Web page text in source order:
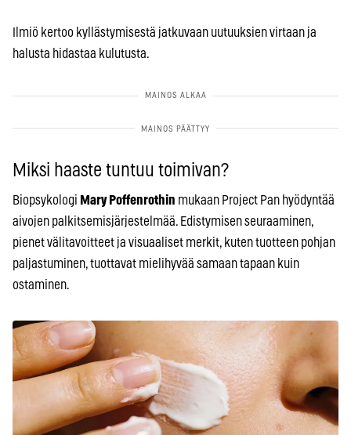
Ilmiö kertoo kyllästymisestä jatkuvaan uutuuksien virtaan ja
halusta hidastaa kulutusta.
Miksi haaste tuntuu toimivan?
Biopsykologi Mary Poffenrothin mukaan Project Pan hyödyntää
aivojen palkitsemisjärjestelmää. Edistymisen seuraaminen,
pienet välitavoitteet ja visuaaliset merkit, kuten tuotteen pohjan
paljastuminen, tuottavat mielihyvää samaan tapaan kuin
ostaminen.